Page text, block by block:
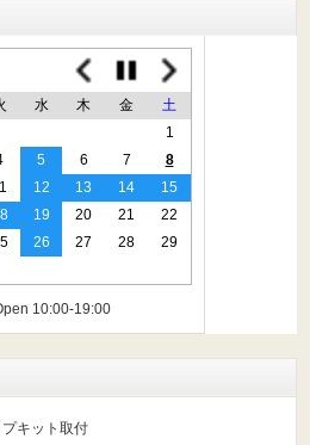
水 木 金
土
1
5 6 7
8
12 13 14
15
19 20 21
22
26 27 28
29
キット取付